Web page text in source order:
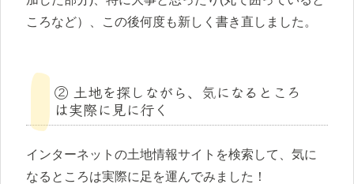
ころなど）、この後何度も新しく書き直しました。
② 土地を探しながら、気になるところ
は実際に見に行く
インターネットの土地情報サイトを検索して、気に
なるところは実際に足を運んでみました！